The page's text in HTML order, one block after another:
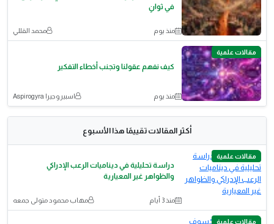
في ثوانٍ
منذ يوم محمد القللي
مقالات علمية
كيف نفهم عقولنا وتجنب أخطاء التفكير
منذ يوم اسبيروجيرا Aspirogyra
أكثر المقالات تقييمًا هذا الأسبوع
مقالات علمية
دراسة تحليلية في ديناميات الرعب الإدراكي
والظواهر غير المعيارية
منذ 3 أيام مهاب محمود متولى جمعه
مقالات علمية